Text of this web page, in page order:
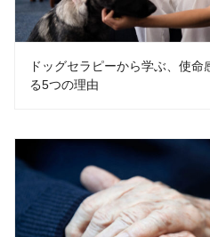
ドッグセラピーから学ぶ、使
る5つの理由